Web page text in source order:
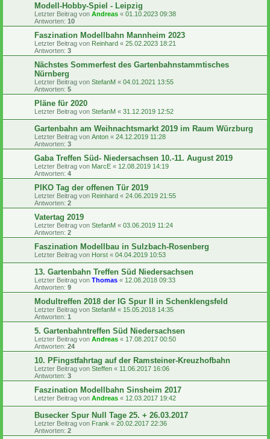
Modell-Hobby-Spiel - Leipzig
Letzter Beitrag von Andreas « 01.10.2023 09:38
Antworten: 10
Faszination Modellbahn Mannheim 2023
Letzter Beitrag von Reinhard « 25.02.2023 18:21
Antworten: 3
Nächstes Sommerfest des Gartenbahnstammtisches
Nürnberg
Letzter Beitrag von StefanM « 04.01.2021 13:55
Antworten: 5
Pläne für 2020
Letzter Beitrag von StefanM « 31.12.2019 12:52
Gartenbahn am Weihnachtsmarkt 2019 im Raum Würzburg
Letzter Beitrag von Anton « 24.12.2019 11:28
Antworten: 3
Gaba Treffen Süd- Niedersachsen 10.-11. August 2019
Letzter Beitrag von MarcE « 12.08.2019 14:19
Antworten: 4
PIKO Tag der offenen Tür 2019
Letzter Beitrag von Reinhard « 24.06.2019 21:55
Antworten: 2
Vatertag 2019
Letzter Beitrag von StefanM « 03.06.2019 11:24
Antworten: 2
Faszination Modellbau in Sulzbach-Rosenberg
Letzter Beitrag von Horst « 04.04.2019 10:53
13. Gartenbahn Treffen Süd Niedersachsen
Letzter Beitrag von Thomas « 12.08.2018 09:33
Antworten: 9
Modultreffen 2018 der IG Spur II in Schenklengsfeld
Letzter Beitrag von StefanM « 15.05.2018 14:35
Antworten: 1
5. Gartenbahntreffen Süd Niedersachsen
Letzter Beitrag von Andreas « 17.08.2017 00:50
Antworten: 24
10. PFingstfahrtag auf der Ramsteiner-Kreuzhofbahn
Letzter Beitrag von Steffen « 11.06.2017 16:06
Antworten: 3
Faszination Modellbahn Sinsheim 2017
Letzter Beitrag von Andreas « 12.03.2017 19:42
Busecker Spur Null Tage 25. + 26.03.2017
Letzter Beitrag von Frank « 20.02.2017 22:36
Antworten: 2